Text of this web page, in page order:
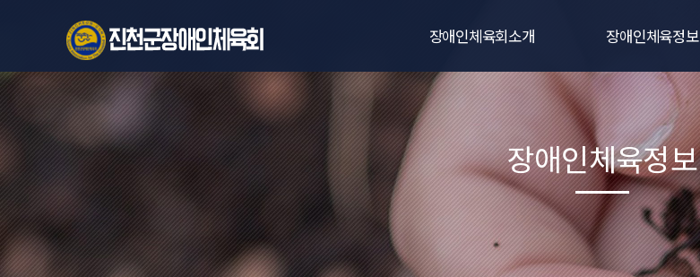
장애인체육회소개
인사말
연혁
비전
직원 및 임원현황
조직 및 기구
관련규정
오시는길
장애인체육정보
생활체육
전문체육
주요사업
장애인체육정보